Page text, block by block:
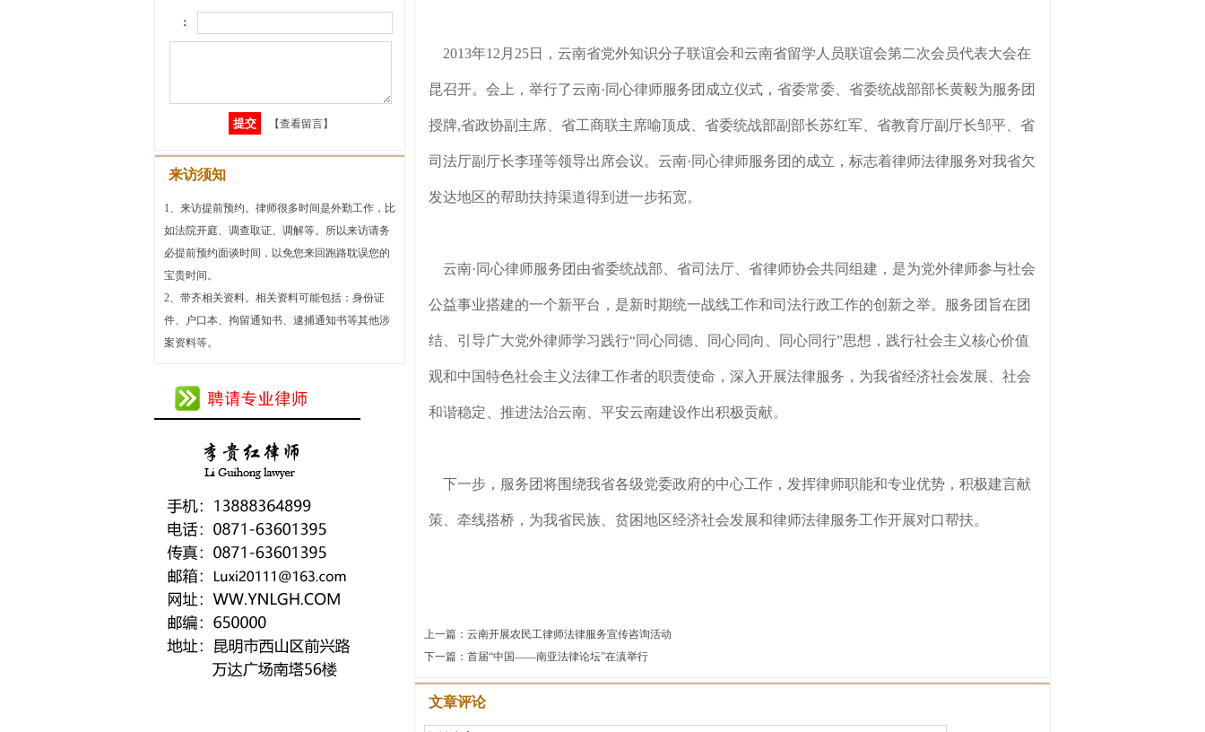
：
【查看留言】
来访须知
1、来访提前预约。律师很多时间是外勤工作，比
如法院开庭、调查取证、调解等。所以来访请务
必提前预约面谈时间，以免您来回跑路耽误您的
宝贵时间。
2、带齐相关资料。相关资料可能包括：身份证
件、户口本、拘留通知书、逮捕通知书等其他涉
案资料等。
2013年12月25日，云南省党外知识分子联谊会和云南省留学人员联谊会第二次会员代表大会在
昆召开。会上，举行了云南·同心律师服务团成立仪式，省委常委、省委统战部部长黄毅为服务团
授牌,省政协副主席、省工商联主席喻顶成、省委统战部副部长苏红军、省教育厅副厅长邹平、省
司法厅副厅长李瑾等领导出席会议。云南·同心律师服务团的成立，标志着律师法律服务对我省欠
发达地区的帮助扶持渠道得到进一步拓宽。
云南·同心律师服务团由省委统战部、省司法厅、省律师协会共同组建，是为党外律师参与社会
公益事业搭建的一个新平台，是新时期统一战线工作和司法行政工作的创新之举。服务团旨在团
结、引导广大党外律师学习践行“同心同德、同心同向、同心同行”思想，践行社会主义核心价值
观和中国特色社会主义法律工作者的职责使命，深入开展法律服务，为我省经济社会发展、社会
和谐稳定、推进法治云南、平安云南建设作出积极贡献。
下一步，服务团将围绕我省各级党委政府的中心工作，发挥律师职能和专业优势，积极建言献
策、牵线搭桥，为我省民族、贫困地区经济社会发展和律师法律服务工作开展对口帮扶。
上一篇： 云南开展农民工律师法律服务宣传咨询活动
下一篇： 首届“中国——南亚法律论坛”在滇举行
文章评论